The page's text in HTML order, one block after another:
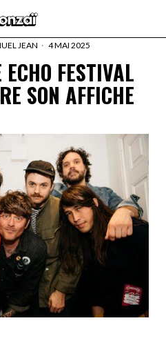
JEAN 4 MAI 2025
FESTIVAL
SON AFFICHE